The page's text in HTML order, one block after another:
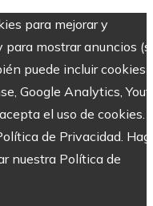
para mejorar y
mostrar anuncios
puede incluir cookies
Google Analytics,
el uso de cookies.
de Privacidad.
nuestra Política de